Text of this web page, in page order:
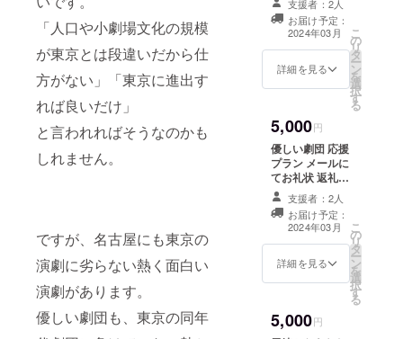
「人口や小劇場文化の規模
が東京とは段違いだから仕
方がない」「東京に進出す
れば良いだけ」
と言われればそうなのかも
しれません。
ですが、名古屋にも東京の
演劇に劣らない熱く面白い
演劇があります。
優しい劇団も、東京の同年
明デー
タや
キュー
です。
本公演
たい方
にオス
スメで
す！ ※
メール
にて
PDFを
添付し
てお届
けいた
しま
す。
援として劇団の
サイトにお名前
を掲載いたしま
す。 ※支援時に
必ず備考欄にご
場合は
CAMPFIREにて
使用されている
ハンドルネーム
を使用させて頂
きますのでご了
承ください。ま
た、特定の人物
を比喩するお名
前や公序良俗に
反するお名前は
掲載をお断りす
す。ご注意くだ
さい。
支援者：2人
お届け予定：
2024年03月
詳細を見る
こ
の
リ
タ
ー
ン
を
選
択
す
る
5,000円
優しい劇団 応援
プラン メールに
てお礼状 返礼品
をお届けしない
プランです。
支援者：2人
お届け予定：
2024年03月
詳細を見る
こ
の
リ
タ
ー
ン
を
選
択
す
る
5,000円